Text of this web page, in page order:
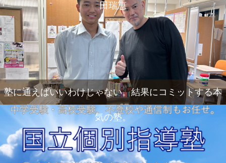
田瑞恵
塾に通えばいいわけじゃない。結果にコミットする本
気の塾。